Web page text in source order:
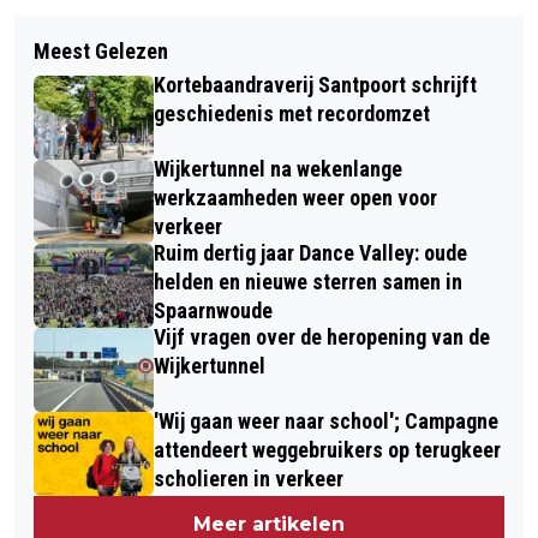
TATA OPNIEUW BEBOET VOOR TE
HOGE UITSTOOT SCHADELIJKE
STOFFEN
ONTDEK VELSEN-MAGAZINE IN TEKEN
VAN 150 JAAR IJMUIDEN
Meest Gelezen
Kortebaandraverij Santpoort schrijft
geschiedenis met recordomzet
Wijkertunnel na wekenlange
werkzaamheden weer open voor
verkeer
Ruim dertig jaar Dance Valley: oude
helden en nieuwe sterren samen in
Spaarnwoude
Vijf vragen over de heropening van de
Wijkertunnel
'Wij gaan weer naar school'; Campagne
attendeert weggebruikers op terugkeer
scholieren in verkeer
Meer artikelen